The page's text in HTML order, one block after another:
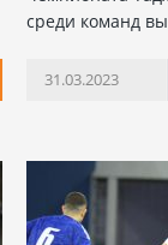
среди команд
31.03.2023